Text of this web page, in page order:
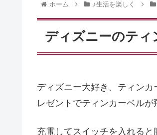
ホーム ♪生活を楽しく
ディズニーのティ
ディズニー大好き、ティン
レゼントでティンカーベルが
充電してスイッチを入れる